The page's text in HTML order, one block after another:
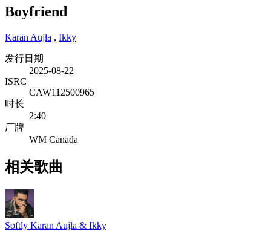
Boyfriend
Karan Aujla , Ikky
发行日期
2025-08-22
ISRC
CAW112500965
时长
2:40
厂牌
WM Canada
相关歌曲
Softly Karan Aujla & Ikky